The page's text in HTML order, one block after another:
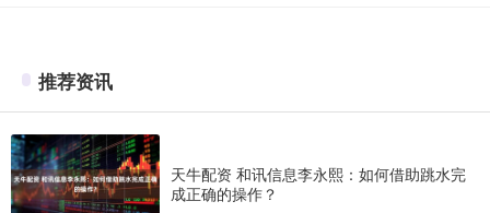
推荐资讯
天牛配资 和讯信息李永熙：如何借助跳水完
成正确的操作？